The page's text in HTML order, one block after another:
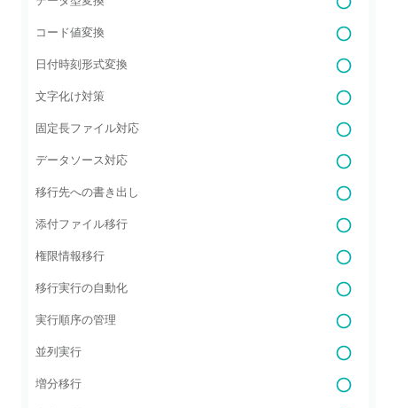
コード値変換
日付時刻形式変換
文字化け対策
固定長ファイル対応
データソース対応
移行先への書き出し
添付ファイル移行
権限情報移行
移行実行の自動化
実行順序の管理
並列実行
増分移行